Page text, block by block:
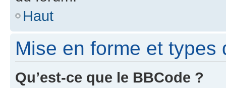
Haut
Mise en forme et types
Qu’est-ce que le BBCode ?